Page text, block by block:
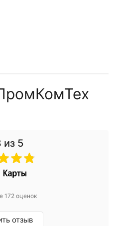
из 5
172 оценок
отзыв